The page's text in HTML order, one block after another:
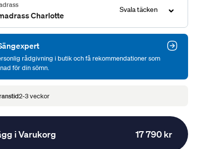
Svala täcken
Charlotte
rådgivning i butik och få rekommendationer som
för din sömn.
2-3 veckor
i Varukorg 17 790 kr